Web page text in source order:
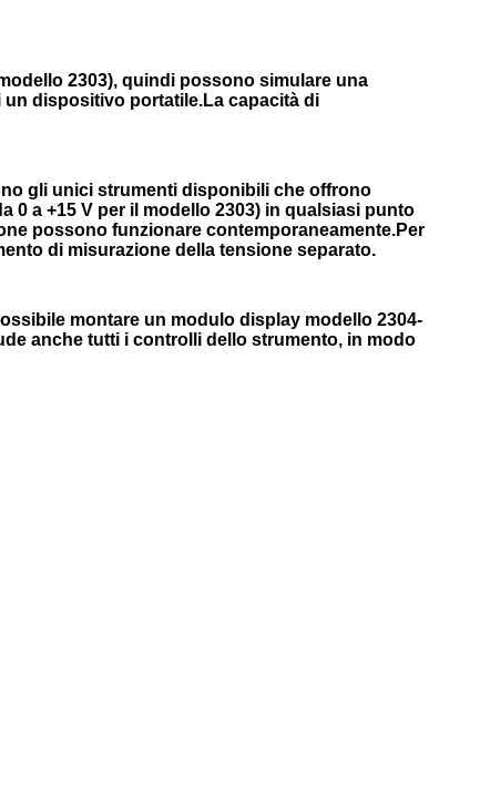
2303), quindi possono simulare una
dispositivo portatile.La capacità di
gli unici strumenti disponibili che offrono
0 a +15 V per il modello 2303) in qualsiasi punto
possono funzionare contemporaneamente.Per
di misurazione della tensione separato.
montare un modulo display modello 2304-
anche tutti i controlli dello strumento, in modo